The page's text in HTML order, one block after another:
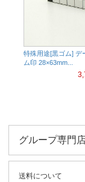
特殊用途[黒ゴム] デ
ム印 28×63mm...
グループ専門
送料について